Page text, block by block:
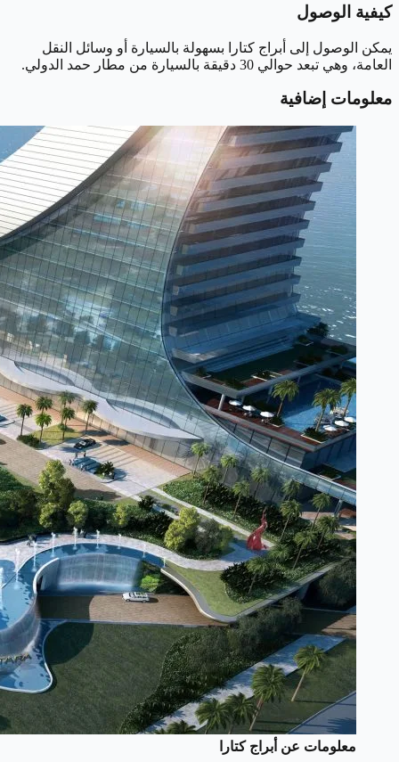
كيفية الوصول
يمكن الوصول إلى أبراج كتارا بسهولة بالسيارة أو وسائل النقل
العامة، وهي تبعد حوالي 30 دقيقة بالسيارة من مطار حمد الدولي.
معلومات إضافية
معلومات عن أبراج كتارا